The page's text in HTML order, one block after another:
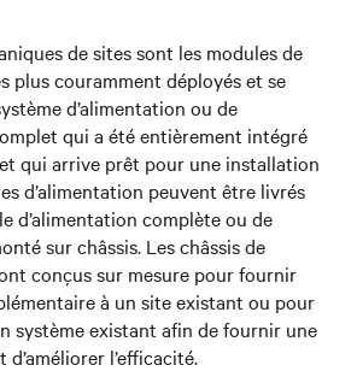
de sites sont les modules de
plus couramment déployés et se
d’alimentation ou de
qui a été entièrement intégré
qui arrive prêt pour une installation
d’alimentation peuvent être livrés
d’alimentation complète ou de
sur châssis. Les châssis de
conçus sur mesure pour fournir
à un site existant ou pour
système existant afin de fournir une
l’efficacité.